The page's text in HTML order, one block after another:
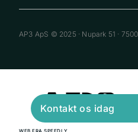
AP3 ApS © 2025 · Nupark 51 ·
Kontakt os idag